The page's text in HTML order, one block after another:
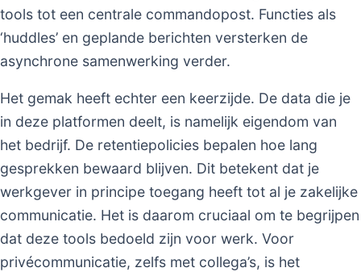
tools tot een centrale commandopost. Functies als
‘huddles’ en geplande berichten versterken de
asynchrone samenwerking verder.
Het gemak heeft echter een keerzijde. De data die je
in deze platformen deelt, is namelijk eigendom van
het bedrijf. De retentiepolicies bepalen hoe lang
gesprekken bewaard blijven. Dit betekent dat je
werkgever in principe toegang heeft tot al je zakelijke
communicatie. Het is daarom cruciaal om te begrijpen
dat deze tools bedoeld zijn voor werk. Voor
privécommunicatie, zelfs met collega’s, is het